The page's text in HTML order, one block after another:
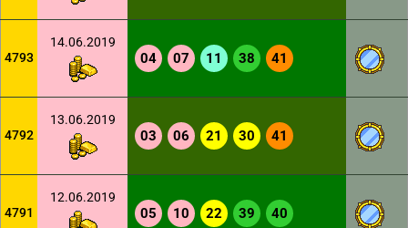
4793
14.06.2019
04 07 11 38 41
4792
13.06.2019
03 06 21 30 41
4791
12.06.2019
05 10 22 39 40